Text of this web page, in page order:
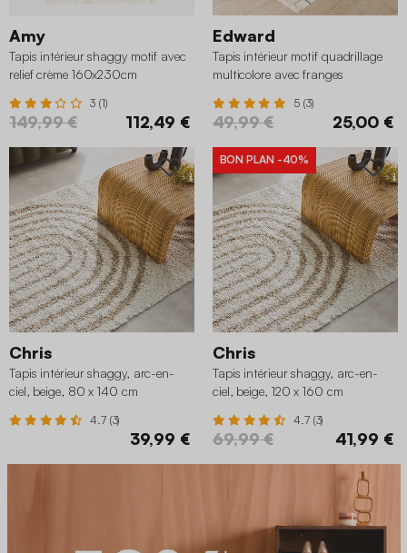
Amy
Tapis intérieur shaggy motif avec
relief crème 160x230cm
3 (1)
149,99 € 112,49 €
Edward
Tapis intérieur motif quadrillage
multicolore avec franges
5 (3)
49,99 € 25,00 €
Chris
Tapis intérieur shaggy, arc-en-
ciel, beige, 80 x 140 cm
4.7 (3)
39,99 €
BON PLAN -40%
Chris
Tapis intérieur shaggy, arc-en-
ciel, beige, 120 x 160 cm
4.7 (3)
69,99 € 41,99 €